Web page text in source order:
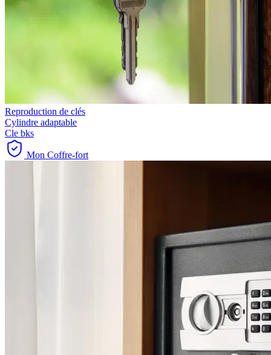
Reproduction de clés
Cylindre adaptable
Cle bks
Mon Coffre-fort